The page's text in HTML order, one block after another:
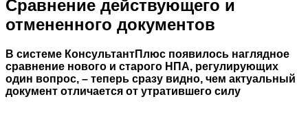
Сравнение действующего и
отмененного документов
В системе КонсультантПлюс появилось наглядное
сравнение нового и старого НПА, регулирующих
один вопрос, – теперь сразу видно, чем актуальный
документ отличается от утратившего силу